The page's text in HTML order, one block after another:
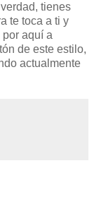
tienes
te toca a ti y
aquí a
de este estilo,
actualmente